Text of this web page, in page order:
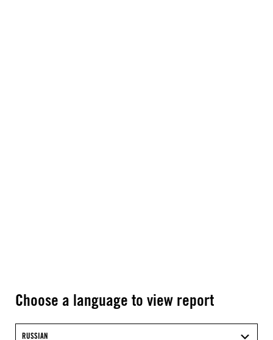
Choose a language to view report
RUSSIAN